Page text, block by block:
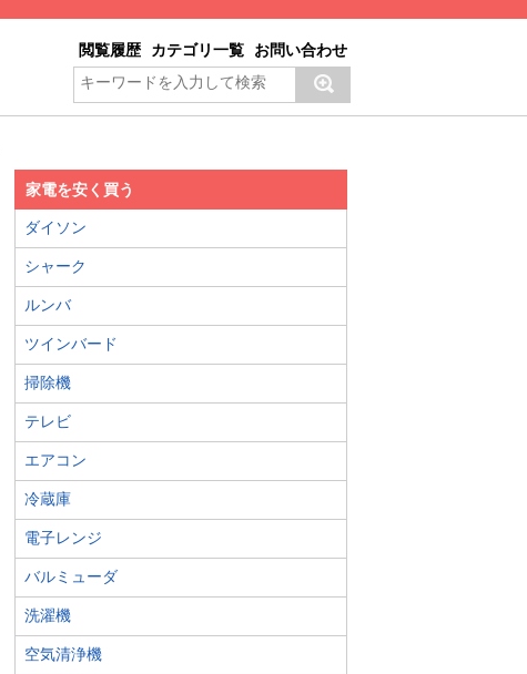
閲覧履歴 カテゴリ一覧 お問い合わせ
家電を安く買う
ダイソン
シャーク
ルンバ
ツインバード
掃除機
テレビ
エアコン
冷蔵庫
電子レンジ
バルミューダ
洗濯機
空気清浄機